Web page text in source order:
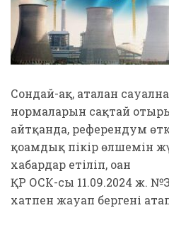
Сондай-ақ, аталған
нормаларын сақтай
айтқанда, референдум
қоғамдық пікір өлшемін
хабардар етіліп, оған
ҚР ОСК-сы 11.09.2024 ж.
хатпен жауап бергені